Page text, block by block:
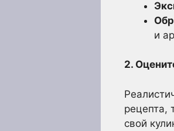
и
2.
рецепта,
свой